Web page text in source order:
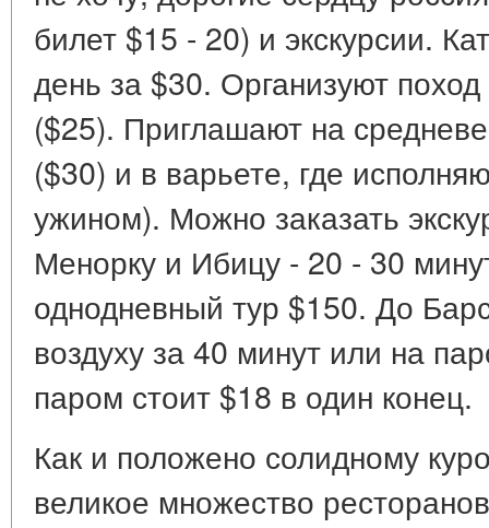
билет $15 - 20) и экскурсии.
день за $30. Организуют
($25). Приглашают на
($30) и в варьете, где
ужином). Можно заказать
Менорку и Ибицу - 20 - 30
однодневный тур $150. До
воздуху за 40 минут или на
паром стоит $18 в один конец.
Как и положено солидному
великое множество